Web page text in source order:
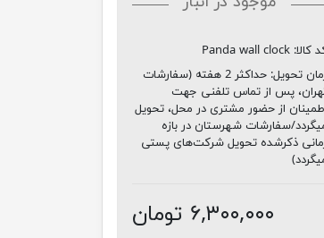
کالا: Panda wall clock
تحویل:
حداکثر 2 هفته (سفارشات
پس از تماس تلفنی جهت
از حضور مشتری در محل، تحویل
سفارشات شهرستان در بازه
ذکرشده تحویل شرکت‌های پستی
۶,۳۰۰,۰۰۰ تومان